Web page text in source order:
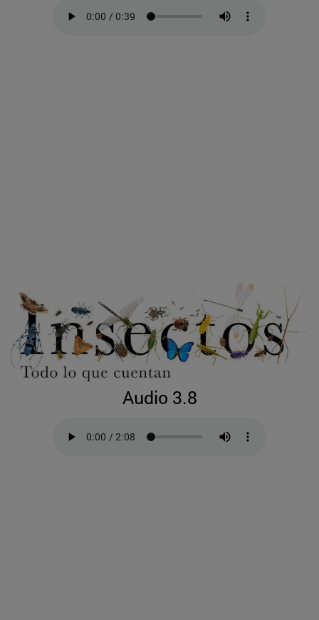
Audio 3.8